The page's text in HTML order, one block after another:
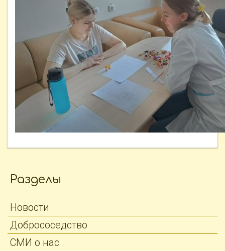
Разделы
Новости
Добрососедство
СМИ о нас